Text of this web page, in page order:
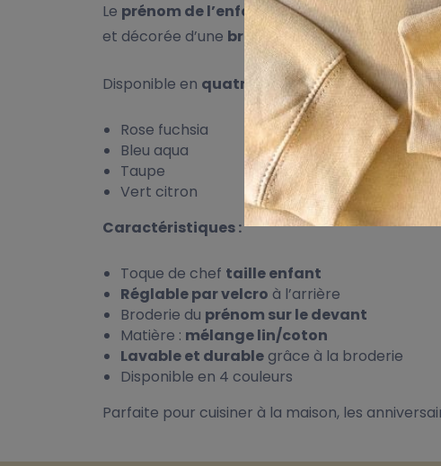
Le prénom de l’enfant est brodé sur le
et décorée d’une broderie de haute qualité,
Disponible en quatre couleurs vives et
Rose fuchsia
Bleu aqua
Taupe
Vert citron
Caractéristiques :
Toque de chef taille enfant
Réglable par velcro à l’arrière
Broderie du prénom sur le devant
Matière : mélange lin/coton
Lavable et durable grâce à la broderie
Disponible en 4 couleurs
Parfaite pour cuisiner à la maison, les